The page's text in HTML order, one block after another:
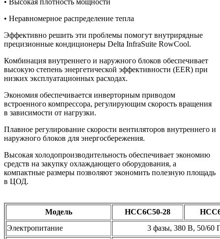
• Неравномерное распределение тепла
Эффективно решить эти проблемы помогут внутрирядные
прецизионные кондиционеры Delta InfraSuite RowCool.
Комбинация внутреннего и наружного блоков обеспечивает
высокую степень энергетической эффективности (EER) при
низких эксплуатационных расходах.
Экономия обеспечивается инверторным приводом
встроенного компрессора, регулирующим скорость вращения
в зависимости от нагрузки.
Плавное регулирование скорости вентиляторов внутреннего и
наружного блоков для энергосбережения.
Высокая холодопроизводительность обеспечивает экономию
средств на закупку охлаждающего оборудования, а
компактные размеры позволяют экономить полезную площадь
в ЦОД.
Модель HCC6C50-28
Электропитание
3 фазы, 380 В, 50/60